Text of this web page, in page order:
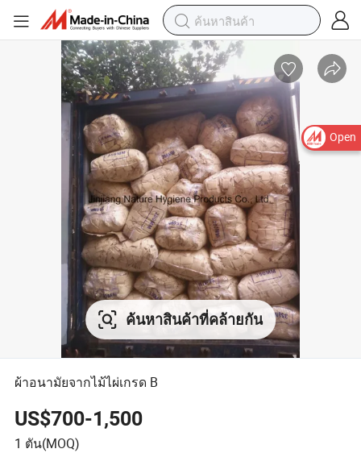
Open
ค้นหาสินค้าที่คล้ายกัน
ผ้าอนามัยจากไม้ไผ่เกรด B
US$700-1,500
1 ตัน(MOQ)